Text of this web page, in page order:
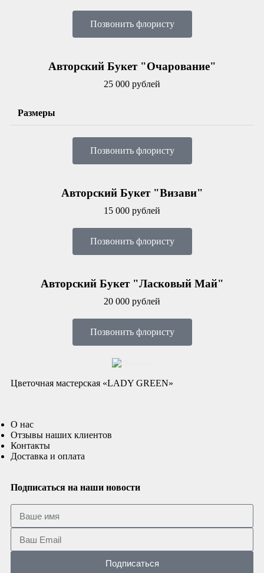
Позвонить флористу
Авторский Букет "Очарование"
25 000 рублей
Размеры
Позвонить флористу
Авторский Букет "Визави"
15 000 рублей
Позвонить флористу
Авторский Букет "Ласковый Май"
20 000 рублей
Позвонить флористу
Цветочная мастерская «LADY GREEN»
О нас
Отзывы наших клиентов
Контакты
Доставка и оплата
Подписаться на наши новости
Подписаться